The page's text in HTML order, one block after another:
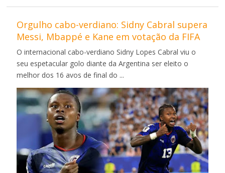
Orgulho cabo-verdiano: Sidny Cabral supera
Messi, Mbappé e Kane em votação da FIFA
O internacional cabo-verdiano Sidny Lopes Cabral viu o
seu espetacular golo diante da Argentina ser eleito o
melhor dos 16 avos de final do ...